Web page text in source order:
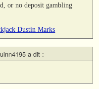
or no deposit gambling
Dustin Marks
a dit :